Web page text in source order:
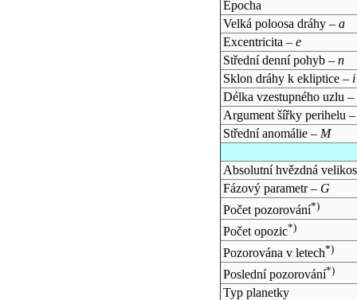
Epocha
Velká poloosa dráhy – a
Excentricita – e
Střední denní pohyb – n
Sklon dráhy k ekliptice – i
Délka vzestupného uzlu –
Argument šířky perihelu
Střední anomálie – M
Absolutní hvězdná
Fázový parametr – G
Počet pozorování*)
Počet opozic*)
Pozorována v letech*)
Poslední pozorování*)
Typ planetky